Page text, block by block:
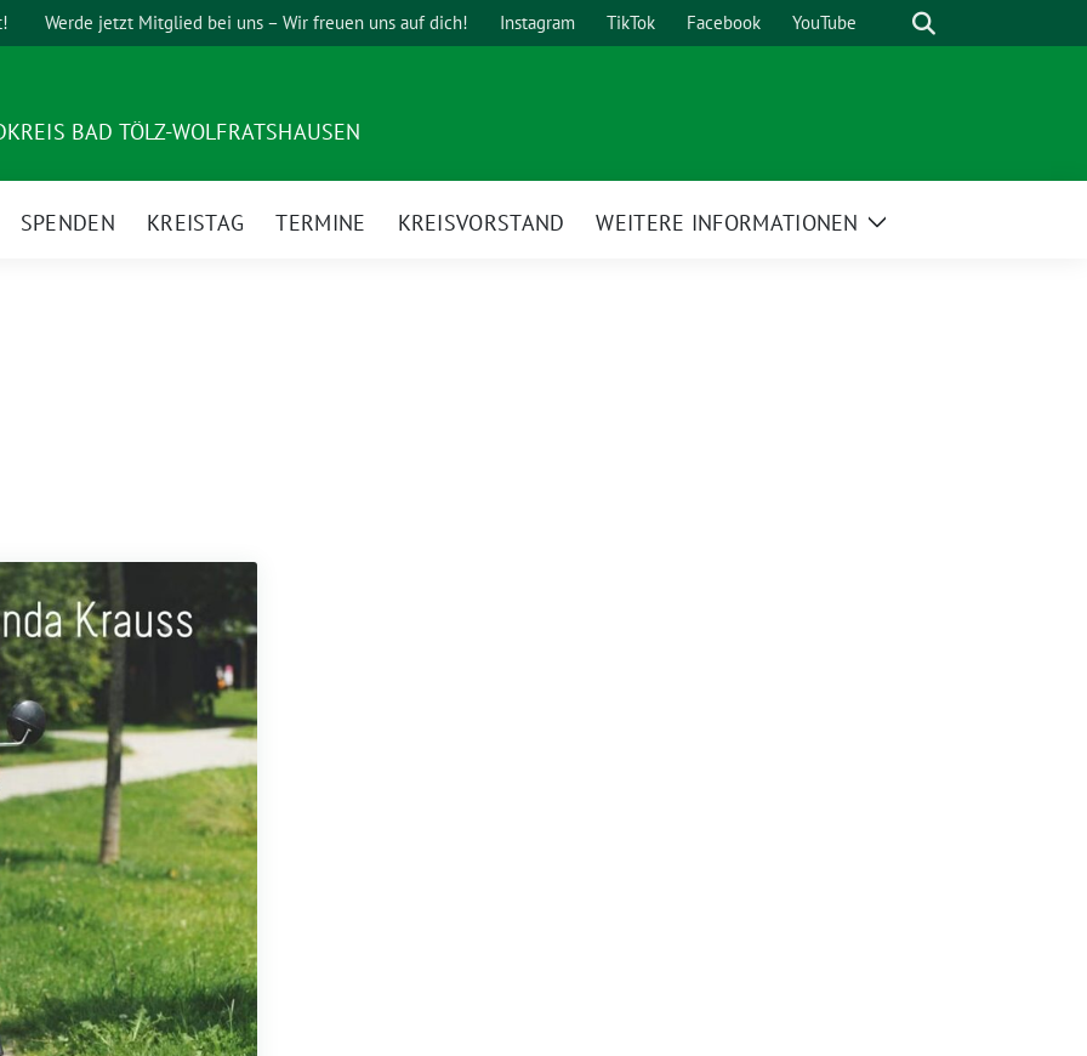
Werde jetzt Mitglied bei uns – Wir freuen uns auf dich! Instagram TikTok Facebook YouTube Suche
BAD TÖLZ-WOLFRATSHAUSEN
SPENDEN KREISTAG TERMINE KREISVORSTAND WEITERE INFORMATIONEN
Zeige